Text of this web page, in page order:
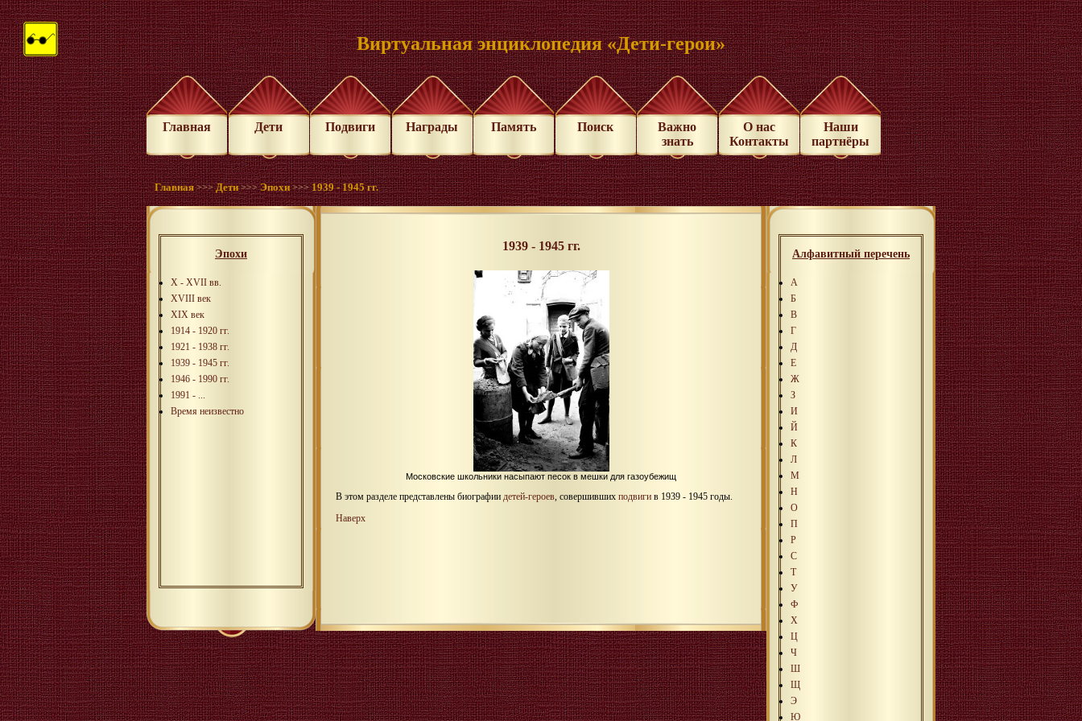
Виртуальная энциклопедия «Дети-герои»
Главная Дети Подвиги Награды Память Поиск
Важно
знать
О нас
Контакты
Наши
партнёры
Главная >>>Дети >>>Эпохи >>>1939 - 1945 гг.
Эпохи
X - XVII вв.
XVIII век
XIX век
1914 - 1920 гг.
1921 - 1938 гг.
1939 - 1945 гг.
1946 - 1990 гг.
1991 - ...
Время неизвестно
Алфавитный перечень
А
Б
В
Г
Д
Е
Ж
З
И
Й
К
Л
М
Н
О
П
Р
С
Т
У
Ф
Х
Ц
Ч
Ш
Щ
Э
Ю
1939 - 1945 гг.
Московские школьники насыпают песок в мешки для газоубежищ
В этом разделе представлены биографии детей-героев , совершивших подвиги в 1939 - 1945 годы.
Наверх